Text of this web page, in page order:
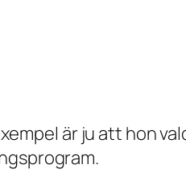
är ju att hon